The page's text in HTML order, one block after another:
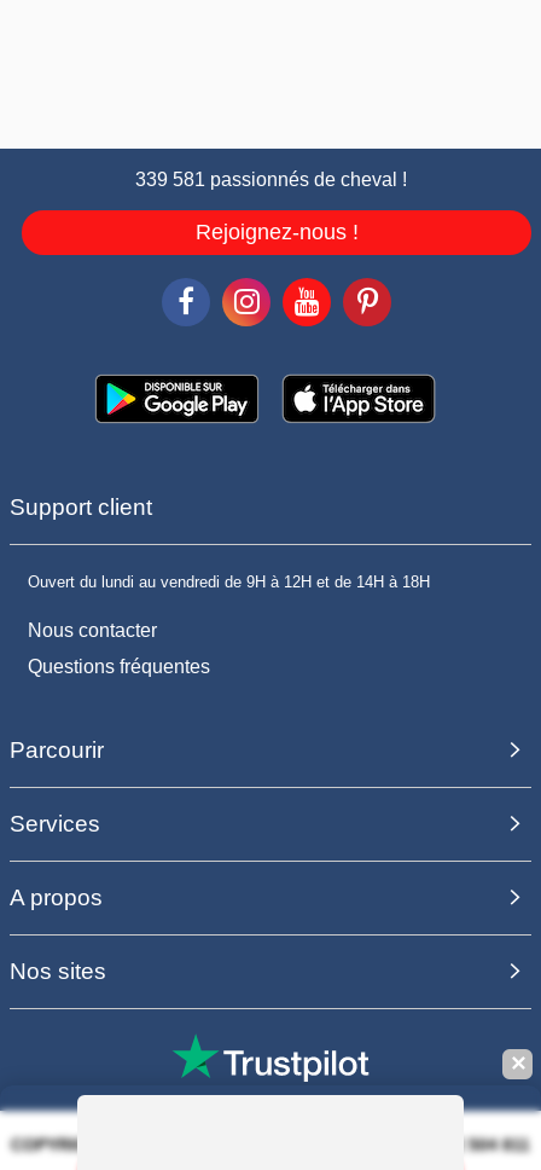
339 581 passionnés de cheval !
Rejoignez-nous !
Support client
Ouvert du lundi au vendredi de 9H à 12H et de 14H à 18H
Nous contacter
Questions fréquentes
Parcourir
Services
A propos
Nos sites
COPYRIGHT 2006 - 2025 - EQUIRODI SAS - R.C.S. DOLE 504 811
✕